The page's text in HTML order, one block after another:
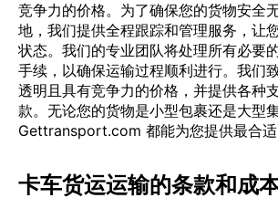
竞争力的价格。为了确保您的货物安全
地，我们提供全程跟踪和管理服务，让
状态。我们的专业团队将处理所有必要
手续，以确保运输过程顺利进行。我们
透明且具有竞争力的价格，并提供各种
款。无论您的货物是小型包裹还是大型
Gettransport.com 都能为您提供最合适
卡车货运运输的条款和成